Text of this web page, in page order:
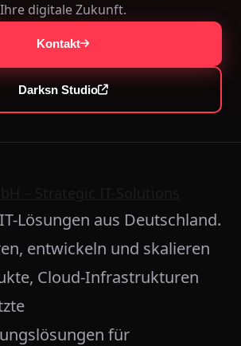
digitale Zukunft.
Kontakt
Darksn Studio
Lösungen aus Deutschland.
entwickeln und skalieren
Cloud-Infrastrukturen
für